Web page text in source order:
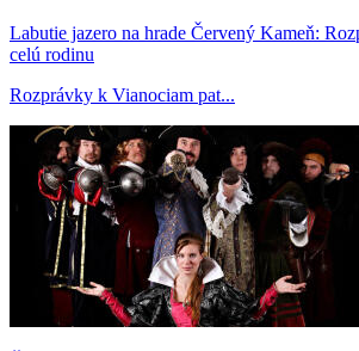
Labutie jazero na hrade Červený Kameň:
celú rodinu
Rozprávky k Vianociam pat...